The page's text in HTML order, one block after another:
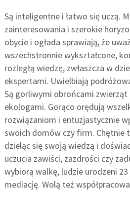
Są inteligentne i łatwo się uczą.
zainteresowania i szerokie
obycie i ogłada sprawiają, że
wszechstronnie wykształcone,
rozległą wiedzę, zwłaszcza w
ekspertami. Uwielbiają
Są gorliwymi obrońcami zwierząt
ekologami. Gorąco orędują
rozwiązaniom i entuzjastycznie
swoich domów czy firm. Chętnie
dzieląc się swoją wiedzą i
uczucia zawiści, zazdrości czy
wybiorą walkę, ludzie urodzeni
mediację. Wolą też